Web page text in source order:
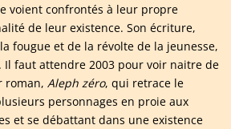
voient confrontés à leur propre
de leur existence. Son écriture,
fougue et de la révolte de la jeunesse,
Il faut attendre 2003 pour voir naitre de
roman, Aleph zéro, qui retrace le
personnages en proie aux
et se débattant dans une existence